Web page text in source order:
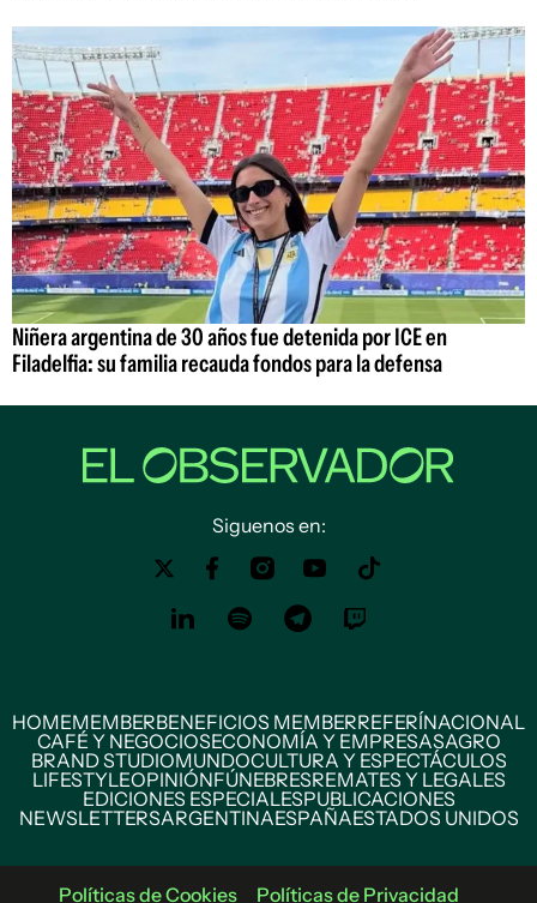
Niñera argentina de 30 años fue detenida por ICE en
Filadelfia: su familia recauda fondos para la defensa
Siguenos en:
HOMEMEMBERBENEFICIOS MEMBERREFERÍNACIONAL
CAFÉ Y NEGOCIOSECONOMÍA Y EMPRESASAGRO
BRAND STUDIOMUNDOCULTURA Y ESPECTÁCULOS
LIFESTYLEOPINIÓNFÚNEBRESREMATES Y LEGALES
EDICIONES ESPECIALESPUBLICACIONES
NEWSLETTERSARGENTINAESPAÑAESTADOS UNIDOS
Políticas de Cookies Políticas de Privacidad